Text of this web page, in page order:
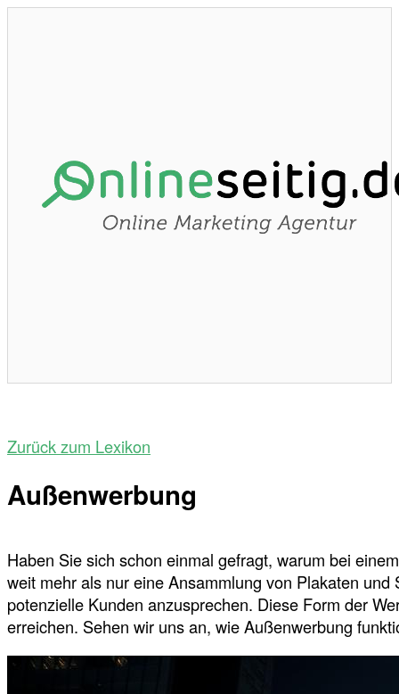
Zurück zum Lexikon
Außenwerbung
Haben Sie sich schon einmal gefragt, warum bei
weit mehr als nur eine Ansammlung von Plakaten
potenzielle Kunden anzusprechen. Diese Form der
erreichen. Sehen wir uns an, wie Außenwerbung